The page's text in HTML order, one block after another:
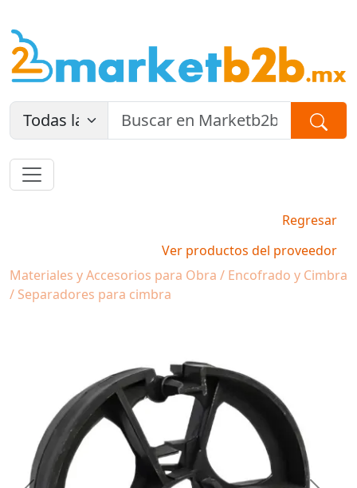
Regresar
Ver productos del proveedor
Materiales y Accesorios para Obra / Encofrado y Cimbra
/ Separadores para cimbra